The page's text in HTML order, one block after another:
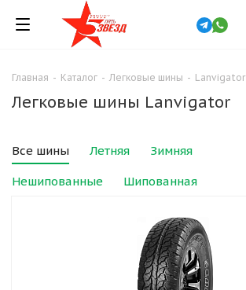
Главная - Каталог - Легковые шины - Lanvigator
Легковые шины Lanvigator
Все шины Летняя Зимняя
Нешипованные Шипованная